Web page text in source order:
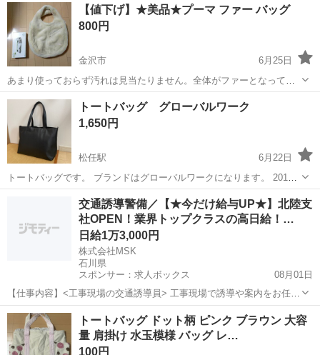
【値下げ】★美品★プーマ ファー バッグ
800円
金沢市
6月25日
あまり使っておらず汚れは見当たりません。全体がファーとなってお
り、触り心地が良いです。中は三層に分かれております。写真に写っ
ているティッシュ箱は大きさ比較です。ご検討の程宜しくお願い致し
ます。
石川 金沢市 バッグ プーマ
トートバッグ グローバルワーク
1,650円
松任駅
6月22日
トートバッグです。 ブランドはグローバルワークになります。 2019
年頃に購入したもので、出品者が大学に通う際に半年間ほど使用して
思います(写真5枚目)。また...
松任駅 バッグ グローバルワーク
交通誘導警備／【★今だけ給与UP★】北陸支
社OPEN！業界トップクラスの高日給！…
日給1万3,000円
株式会社MSK
石川県
スポンサー：求人ボックス
08月01日
【仕事内容】<工事現場の交通誘導員> 工事現場で誘導や案内をお任せ
します! 〈具体的な仕事内容〉 ・出入車両や周囲を利用する歩行者の
誘導 事故やトラブルを未然に防ぎ、歩行者と車両の安全を守ります!
未経験でも安心の研修あり 3日間...
アルバイト・パート
トートバッグ ドット柄 ピンク ブラウン 大容
量 肩掛け 水玉模様 バッグ レ…
100円